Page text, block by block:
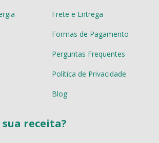
Frete e Entrega
Formas de Pagamento
Perguntas Frequentes
Política de Privacidade
Blog
receita?